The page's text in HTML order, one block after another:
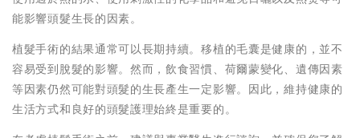
能影響頭髮生長的因素。
植髮手術的結果通常可以長期持續。移植的毛囊是健康的，並不
容易受到脫髮的影響。然而，飲食習慣、荷爾蒙變化、遺傳因素
等因素仍然可能對頭髮的生長產生一定影響。因此，維持健康的
生活方式和良好的頭髮護理始終是重要的。